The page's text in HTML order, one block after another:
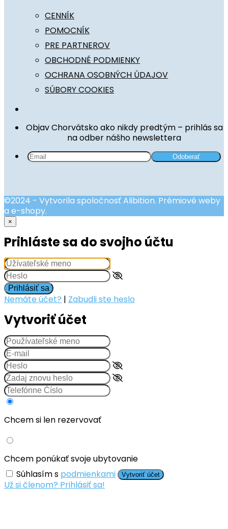
CENNÍK
POMOCNÍK
PRE PARTNEROV
OBCHODNÉ PODMIENKY
OCHRANA OSOBNÝCH ÚDAJOV
SÚBORY COOKIES
Objav Chorvátsko ako nikdy predtým – prihlás sa
na odber nášho newslettera
©2024 - Vytvorila spoločnosť Alibition. Prémiové weby
a e-shopy.
×
Prihláste sa do svojho účtu
Prihlásiť sa
Nemáte účet? | Zabudli ste heslo
Vytvoriť účet
Chcem si len rezervovať
Chcem ponúkať svoje ubytovanie
Súhlasím s podmienkami Vytvoriť účet
Už si členom? Prihlásiť sa!